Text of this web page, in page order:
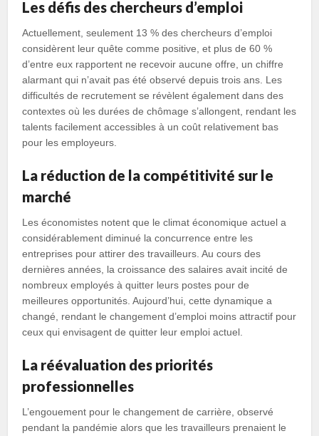
Les défis des chercheurs d’emploi
Actuellement, seulement 13 % des chercheurs d’emploi
considèrent leur quête comme positive, et plus de 60 %
d’entre eux rapportent ne recevoir aucune offre, un chiffre
alarmant qui n’avait pas été observé depuis trois ans. Les
difficultés de recrutement se révèlent également dans des
contextes où les durées de chômage s’allongent, rendant les
talents facilement accessibles à un coût relativement bas
pour les employeurs.
La réduction de la compétitivité sur le
marché
Les économistes notent que le climat économique actuel a
considérablement diminué la concurrence entre les
entreprises pour attirer des travailleurs. Au cours des
dernières années, la croissance des salaires avait incité de
nombreux employés à quitter leurs postes pour de
meilleures opportunités. Aujourd’hui, cette dynamique a
changé, rendant le changement d’emploi moins attractif pour
ceux qui envisagent de quitter leur emploi actuel.
La réévaluation des priorités
professionnelles
L’engouement pour le changement de carrière, observé
pendant la pandémie alors que les travailleurs prenaient le